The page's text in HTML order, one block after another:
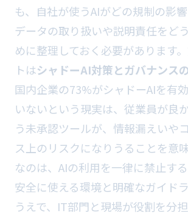
も、自社が使うAIがどの規制の影響
データの取り扱いや説明責任をど
めに整理しておく必要があります
トはシャドーAI対策とガバナンス
国内企業の73%がシャドーAIを有
いないという現実は、従業員が良
う未承認ツールが、情報漏えいや
ス上のリスクになりうることを意
なのは、AIの利用を一律に禁止する
安全に使える環境と明確なガイド
うえで、IT部門と現場が役割を分